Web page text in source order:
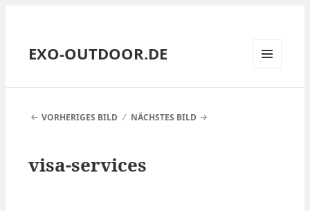
EXO-OUTDOOR.DE
VORHERIGES BILD
NÄCHSTES BILD
visa-services